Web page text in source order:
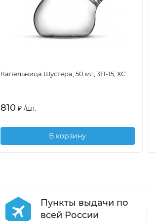
Капельница Шустера, 50 мл, 3П-15, ХС
810 ₽ /шт.
В корзину
Пункты выдачи по
всей России